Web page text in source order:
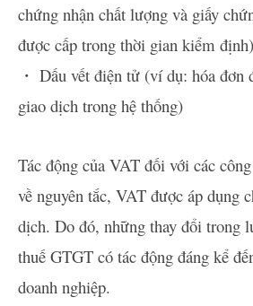
chứng nhận chất lượng và giấy
được cấp trong thời gian kiểm định)
・ Dấu vết điện tử (ví dụ: hóa đơn
giao dịch trong hệ thống)
Tác động của VAT đối với các
về nguyên tắc, VAT được áp dụng
dịch. Do đó, những thay đổi trong
thuế GTGT có tác động đáng kể
doanh nghiệp.